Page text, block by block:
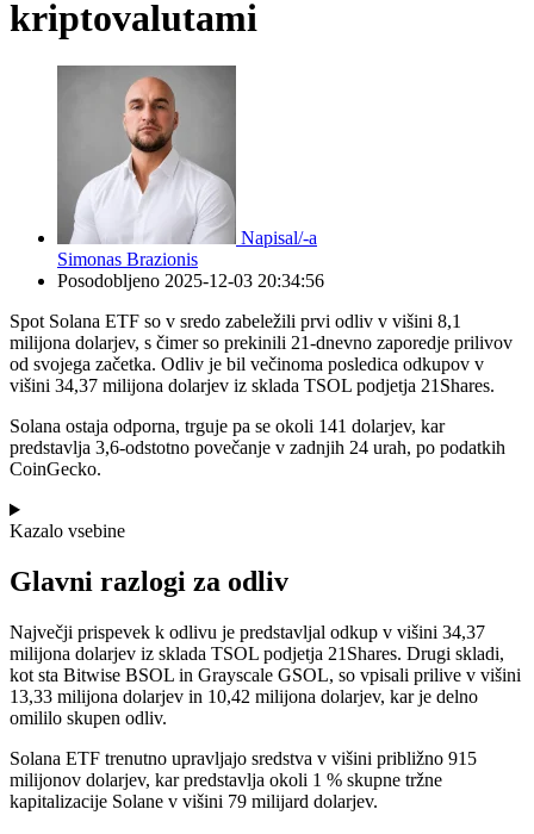
kriptovalutami
Napisal/-a
Simonas Brazionis
Posodobljeno 2025-12-03 20:34:56
Spot Solana ETF so v sredo zabeležili prvi odliv v višini 8,1
milijona dolarjev, s čimer so prekinili 21-dnevno zaporedje prilivov
od svojega začetka. Odliv je bil večinoma posledica odkupov v
višini 34,37 milijona dolarjev iz sklada TSOL podjetja 21Shares.
Solana ostaja odporna, trguje pa se okoli 141 dolarjev, kar
predstavlja 3,6-odstotno povečanje v zadnjih 24 urah, po podatkih
CoinGecko.
Kazalo vsebine
Glavni razlogi za odliv
Največji prispevek k odlivu je predstavljal odkup v višini 34,37
milijona dolarjev iz sklada TSOL podjetja 21Shares. Drugi skladi,
kot sta Bitwise BSOL in Grayscale GSOL, so vpisali prilive v višini
13,33 milijona dolarjev in 10,42 milijona dolarjev, kar je delno
omililo skupen odliv.
Solana ETF trenutno upravljajo sredstva v višini približno 915
milijonov dolarjev, kar predstavlja okoli 1 % skupne tržne
kapitalizacije Solane v višini 79 milijard dolarjev.